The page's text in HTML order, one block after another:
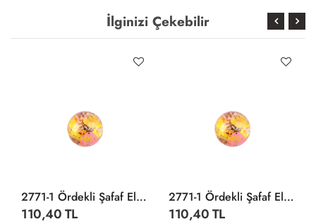
İlginizi Çekebilir
2771-1 Ördekli Şafaf Elastik Top
110,40 TL
2771-1 Ördekli Şafaf Elastik Top
110,40 TL